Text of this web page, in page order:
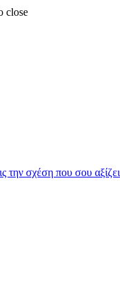
close
την σχέση που σου αξίζει